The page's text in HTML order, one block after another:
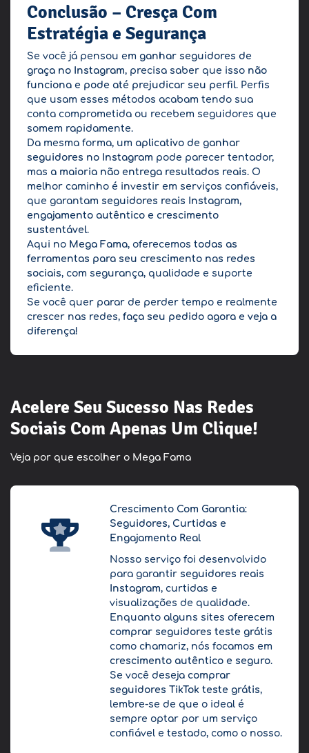
Conclusão – Cresça Com
Estratégia e Segurança
Se você já pensou em ganhar seguidores de
graça no Instagram, precisa saber que isso não
funciona e pode até prejudicar seu perfil. Perfis
que usam esses métodos acabam tendo sua
conta comprometida ou recebem seguidores que
somem rapidamente.
Da mesma forma, um aplicativo de ganhar
seguidores no Instagram pode parecer tentador,
mas a maioria não entrega resultados reais. O
melhor caminho é investir em serviços confiáveis,
que garantam seguidores reais Instagram,
engajamento autêntico e crescimento
sustentável.
Aqui no Mega Fama, oferecemos todas as
ferramentas para seu crescimento nas redes
sociais, com segurança, qualidade e suporte
eficiente.
Se você quer parar de perder tempo e realmente
crescer nas redes, faça seu pedido agora e veja a
diferença!
Acelere Seu Sucesso Nas Redes
Sociais Com Apenas Um Clique!
Veja por que escolher o Mega Fama
Crescimento Com Garantia:
Seguidores, Curtidas e
Engajamento Real
Nosso serviço foi desenvolvido
para garantir seguidores reais
Instagram, curtidas e
visualizações de qualidade.
Enquanto alguns sites oferecem
comprar seguidores teste grátis
como chamariz, nós focamos em
crescimento autêntico e seguro.
Se você deseja comprar
seguidores TikTok teste grátis,
lembre-se de que o ideal é
sempre optar por um serviço
confiável e testado, como o nosso.